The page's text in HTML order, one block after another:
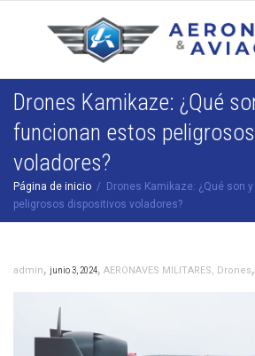
Drones Kamikaze: ¿Qué
funcionan estos
voladores?
Página de inicio
Drones Kamikaze: ¿Qué son
peligrosos dispositivos voladores?
admin, junio 3, 2024, AERONAVES MILITARES, Drones,